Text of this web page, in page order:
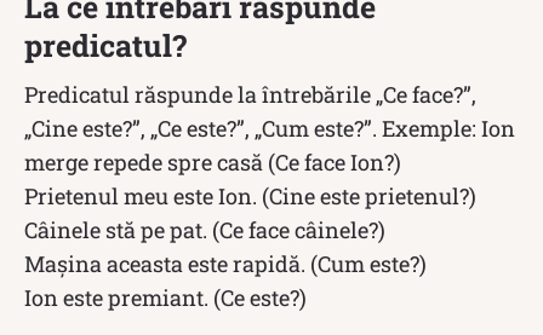
predicatul?
Predicatul răspunde la întrebările „Ce face?”,
„Cine este?”, „Ce este?”, „Cum este?”. Exemple: Ion
merge repede spre casă (Ce face Ion?)
Prietenul meu este Ion. (Cine este prietenul?)
Câinele stă pe pat. (Ce face câinele?)
Mașina aceasta este rapidă. (Cum este?)
Ion este premiant. (Ce este?)